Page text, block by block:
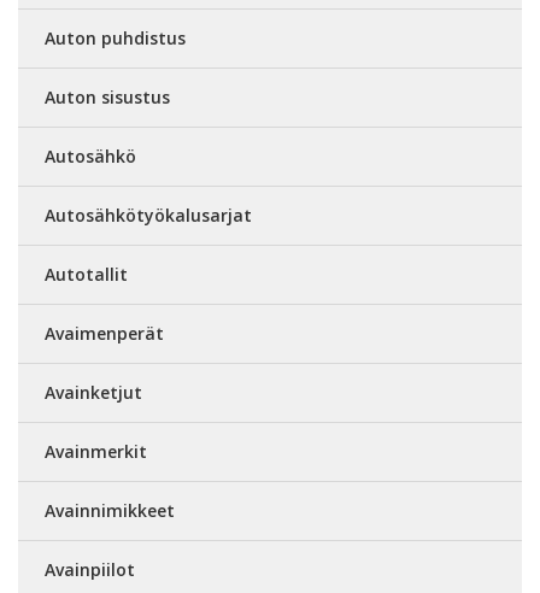
Auton puhdistus
Auton sisustus
Autosähkö
Autosähkötyökalusarjat
Autotallit
Avaimenperät
Avainketjut
Avainmerkit
Avainnimikkeet
Avainpiilot